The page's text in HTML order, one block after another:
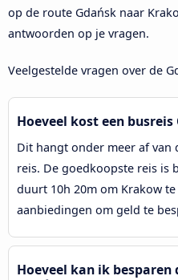
op de route Gdańsk naar
antwoorden op je vragen.
Veelgestelde vragen over de
Hoeveel kost een
Dit hangt onder meer af van
reis. De goedkoopste reis is
duurt 10h 20m om Krakow
aanbiedingen om geld te
Hoeveel kan ik besparen